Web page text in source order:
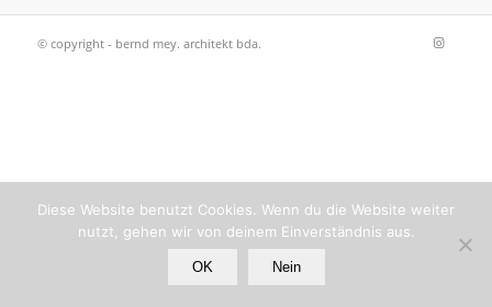
© copyright - bernd mey. architekt bda.
Diese Website benutzt Cookies. Wenn du die Website weiter
nutzt, gehen wir von deinem Einverständnis aus.
OK Nein